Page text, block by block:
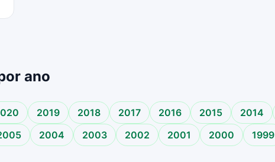
ano
2019 2018 2017 2016 2015 2014
2004 2003 2002 2001 2000 1999